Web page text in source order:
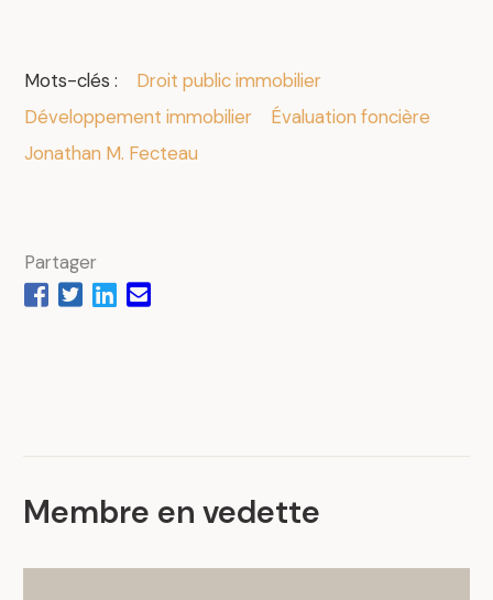
Mots-clés :
Droit public immobilier
Développement immobilier
Évaluation foncière
Jonathan M. Fecteau
Partager
Membre en vedette